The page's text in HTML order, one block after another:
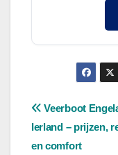
Bericht
navigatie
Veerboot
Ierland – prijzen,
en comfort